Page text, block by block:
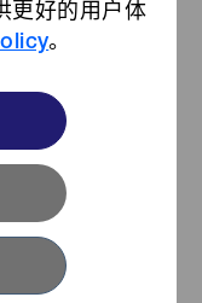
更好的用户体
。